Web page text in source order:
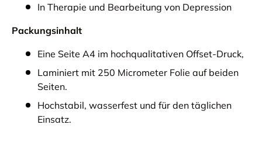
In Therapie und Bearbeitung von Depression
Packungsinhalt
Eine Seite A4 im hochqualitativen Offset-Druck,
Laminiert mit 250 Micrometer Folie auf beiden
Seiten.
Hochstabil, wasserfest und für den täglichen
Einsatz.